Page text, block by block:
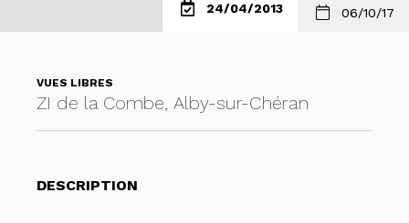
24/04/2013 06/10/17
VUES LIBRES
ZI de la Combe, Alby-sur-Chéran
DESCRIPTION